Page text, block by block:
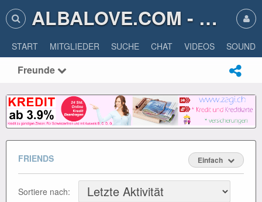
ALBALOVE.COM - ALBA LOVE
START MITGLIEDER SUCHE CHAT VIDEOS SOUNDS
Freunde
FRIENDS Einfach
Sortiere nach: